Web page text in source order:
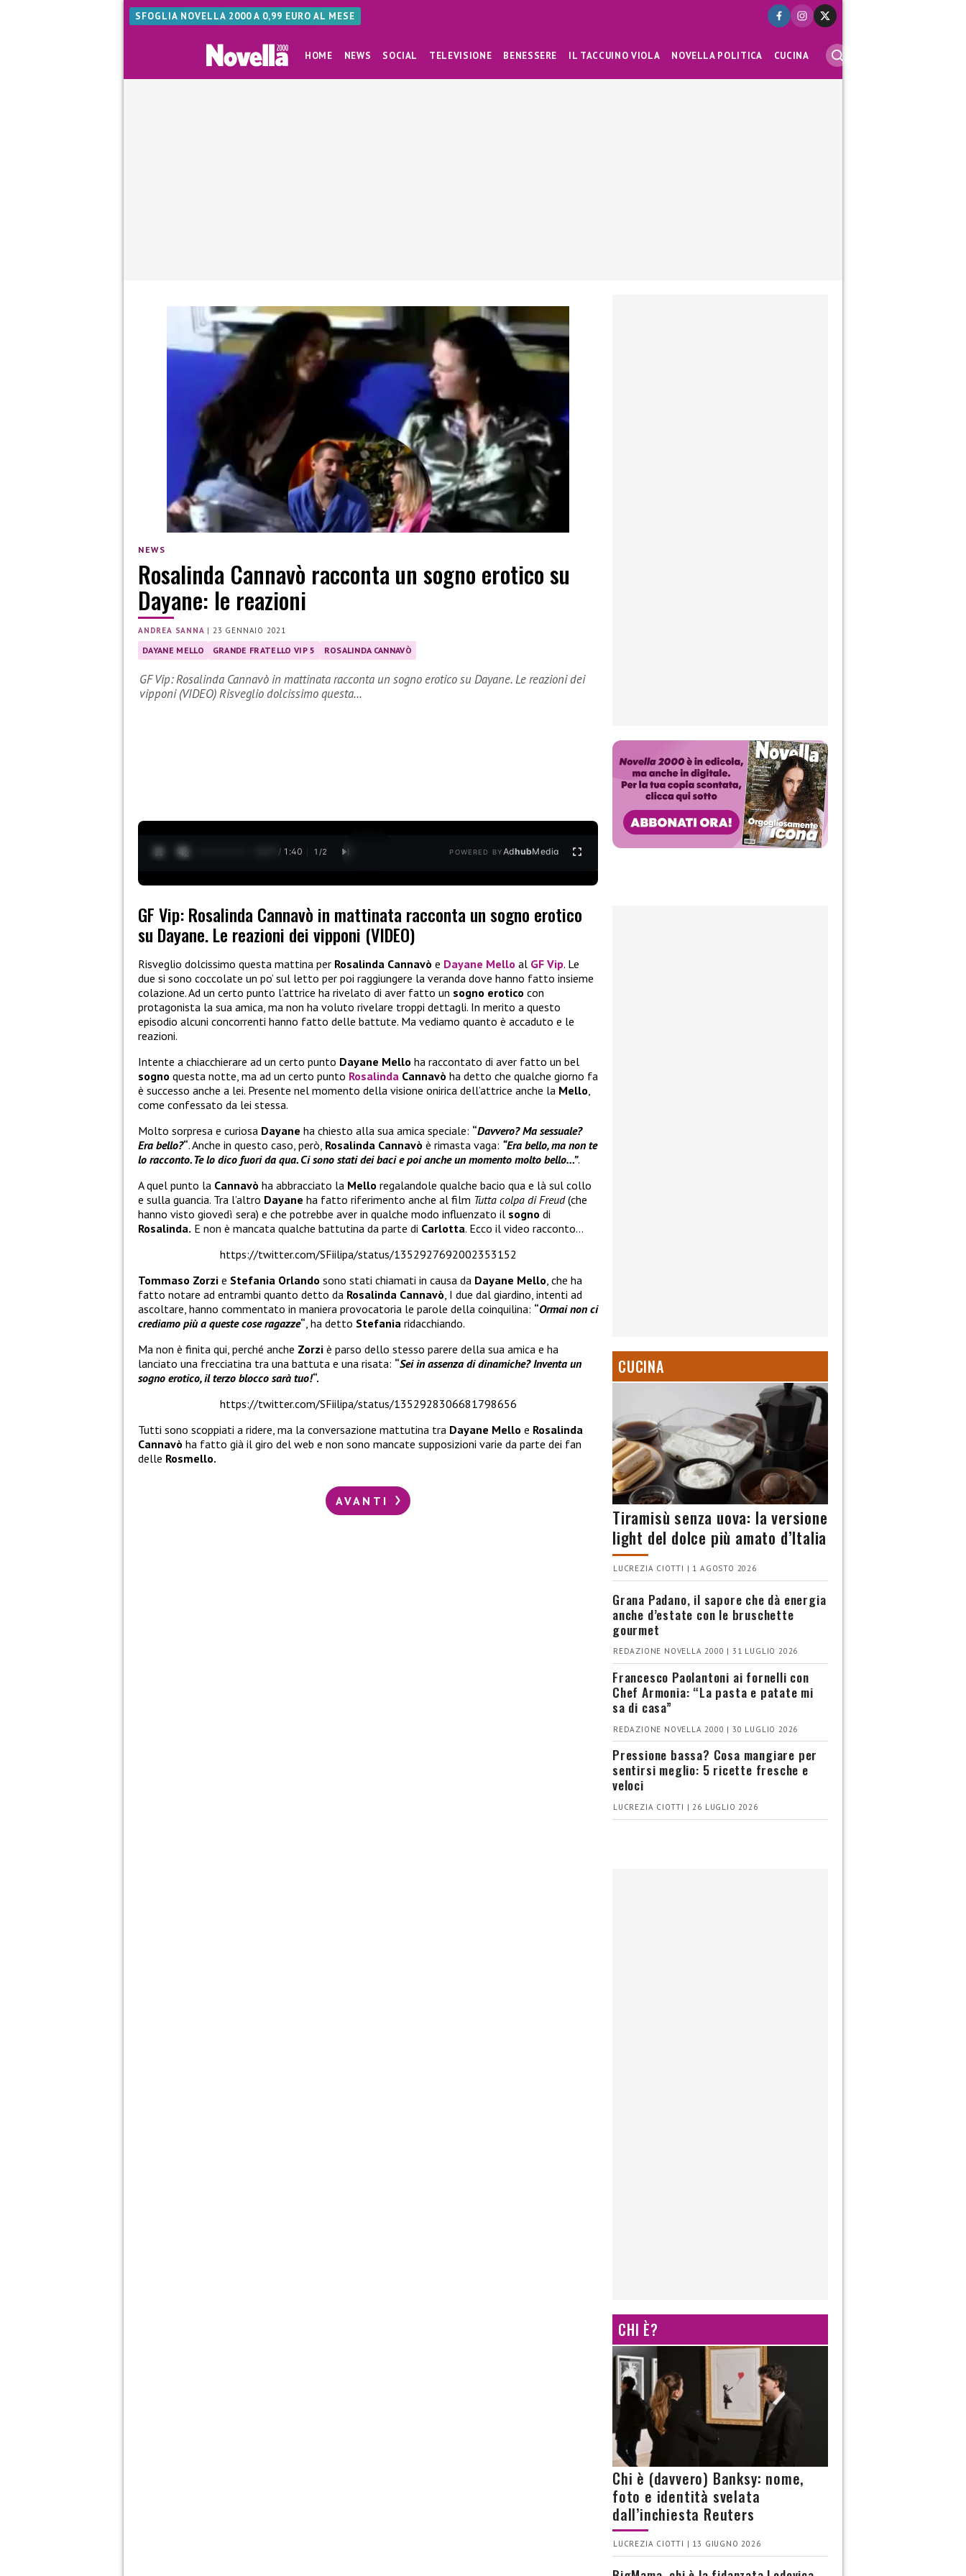
SFOGLIA NOVELLA 2000 A 0,99 EURO AL MESE
HOME NEWS SOCIAL TELEVISIONE BENESSERE IL TACCUINO VIOLA NOVELLA POLITICA CUCINA
NEWS
Rosalinda Cannavò racconta un sogno erotico su
Dayane: le reazioni
ANDREA SANNA |23 GENNAIO 2021
DAYANE MELLO GRANDE FRATELLO VIP 5 ROSALINDA CANNAVÒ
GF Vip: Rosalinda Cannavò in mattinata racconta un sogno erotico su Dayane. Le reazioni dei
vipponi (VIDEO) Risveglio dolcissimo questa…
0:28 / 1:40 1 /2 POWERED BYAdhubMedia
GF Vip: Rosalinda Cannavò in mattinata racconta un sogno erotico
su Dayane. Le reazioni dei vipponi (VIDEO)
Risveglio dolcissimo questa mattina per Rosalinda Cannavò e Dayane Mello al GF Vip. Le
due si sono coccolate un po’ sul letto per poi raggiungere la veranda dove hanno fatto insieme
colazione. Ad un certo punto l’attrice ha rivelato di aver fatto un sogno erotico con
protagonista la sua amica, ma non ha voluto rivelare troppi dettagli. In merito a questo
episodio alcuni concorrenti hanno fatto delle battute. Ma vediamo quanto è accaduto e le
reazioni.
Intente a chiacchierare ad un certo punto Dayane Mello ha raccontato di aver fatto un bel
sogno questa notte, ma ad un certo punto Rosalinda Cannavò ha detto che qualche giorno fa
è successo anche a lei. Presente nel momento della visione onirica dell’attrice anche la Mello,
come confessato da lei stessa.
Molto sorpresa e curiosa Dayane ha chiesto alla sua amica speciale: “Davvero? Ma sessuale?
Era bello?“. Anche in questo caso, però, Rosalinda Cannavò è rimasta vaga: “Era bello, ma non te
lo racconto. Te lo dico fuori da qua. Ci sono stati dei baci e poi anche un momento molto bello…”.
A quel punto la Cannavò ha abbracciato la Mello regalandole qualche bacio qua e là sul collo
e sulla guancia. Tra l’altro Dayane ha fatto riferimento anche al film Tutta colpa di Freud(che
hanno visto giovedì sera) e che potrebbe aver in qualche modo influenzato il sogno di
Rosalinda. E non è mancata qualche battutina da parte di Carlotta. Ecco il video racconto…
https://twitter.com/SFiilipa/status/1352927692002353152
Tommaso Zorzi e Stefania Orlando sono stati chiamati in causa da Dayane Mello, che ha
fatto notare ad entrambi quanto detto da Rosalinda Cannavò, I due dal giardino, intenti ad
ascoltare, hanno commentato in maniera provocatoria le parole della coinquilina: “Ormai non ci
crediamo più a queste cose ragazze“, ha detto Stefania ridacchiando.
Ma non è finita qui, perché anche Zorzi è parso dello stesso parere della sua amica e ha
lanciato una frecciatina tra una battuta e una risata: “Sei in assenza di dinamiche? Inventa un
sogno erotico, il terzo blocco sarà tuo!“.
https://twitter.com/SFiilipa/status/1352928306681798656
Tutti sono scoppiati a ridere, ma la conversazione mattutina tra Dayane Mello e Rosalinda
Cannavò ha fatto già il giro del web e non sono mancate supposizioni varie da parte dei fan
delle Rosmello.
AVANTI
CUCINA
Tiramisù senza uova: la versione
light del dolce più amato d’Italia
LUCREZIA CIOTTI | 1 AGOSTO 2026
Grana Padano, il sapore che dà energia
anche d’estate con le bruschette
gourmet
REDAZIONE NOVELLA 2000 | 31 LUGLIO 2026
Francesco Paolantoni ai fornelli con
Chef Armonia: “La pasta e patate mi
sa di casa”
REDAZIONE NOVELLA 2000 | 30 LUGLIO 2026
Pressione bassa? Cosa mangiare per
sentirsi meglio: 5 ricette fresche e
veloci
LUCREZIA CIOTTI | 26 LUGLIO 2026
CHI È?
Chi è (davvero) Banksy: nome,
foto e identità svelata
dall’inchiesta Reuters
LUCREZIA CIOTTI | 13 GIUGNO 2026